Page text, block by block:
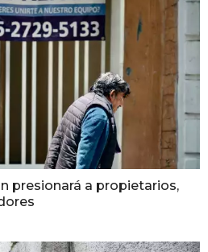
presionará a propietarios,